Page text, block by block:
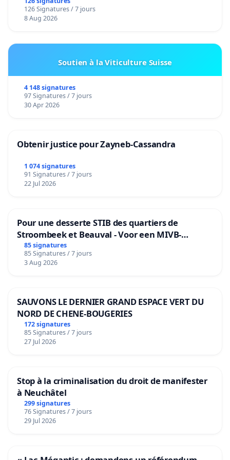
126 Signatures / 7 jours
8 Aug 2026
Soutien à la Viticulture Suisse
4 148 signatures
97 Signatures / 7 jours
30 Apr 2026
Obtenir justice pour Zayneb-Cassandra
1 074 signatures
91 Signatures / 7 jours
22 Jul 2026
Pour une desserte STIB des quartiers de
Stroombeek et Beauval - Voor een MIVB-
bediening van de wijken Strombeek en Het
Voor
85 signatures
85 Signatures / 7 jours
3 Aug 2026
SAUVONS LE DERNIER GRAND ESPACE VERT DU
NORD DE CHENE-BOUGERIES
172 signatures
85 Signatures / 7 jours
27 Jul 2026
Stop à la criminalisation du droit de manifester
à Neuchâtel
299 signatures
76 Signatures / 7 jours
29 Jul 2026